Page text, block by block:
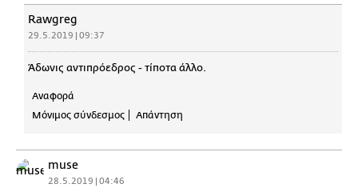
Rawgreg
29.5.2019 | 09:37
Άδωνις αντιπρόεδρος - τίποτα άλλο.
Αναφορά
Μόνιμος σύνδεσμος
Απάντηση
muse
28.5.2019 | 04:46